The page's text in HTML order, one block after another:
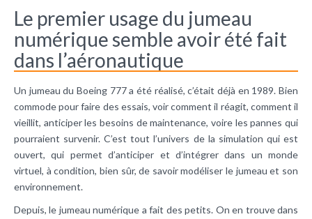
Le premier usage du jumeau
numérique semble avoir été fait
dans l’aéronautique
Un jumeau du Boeing 777 a été réalisé, c’était déjà en 1989. Bien
commode pour faire des essais, voir comment il réagit, comment il
vieillit, anticiper les besoins de maintenance, voire les pannes qui
pourraient survenir. C’est tout l’univers de la simulation qui est
ouvert, qui permet d’anticiper et d’intégrer dans un monde
virtuel, à condition, bien sûr, de savoir modéliser le jumeau et son
environnement.
Depuis, le jumeau numérique a fait des petits. On en trouve dans